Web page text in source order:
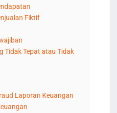
Fiktif
Tidak Tepat atau Tidak
Laporan Keuangan